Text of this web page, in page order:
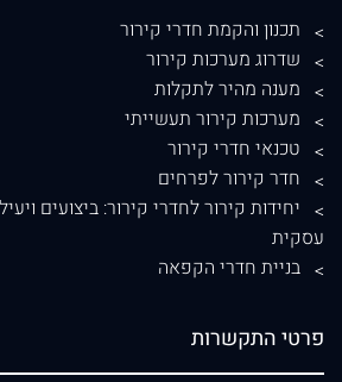
תכנון והקמת חדרי קירור
שדרוג מערכות קירור
מענה מהיר לתקלות
מערכות קירור תעשייתי
טכנאי חדרי קירור
חדר קירור לפרחים
יחידות קירור לחדרי קירור: ביצועים
עסקית
בניית חדרי הקפאה
פרטי התקשרות